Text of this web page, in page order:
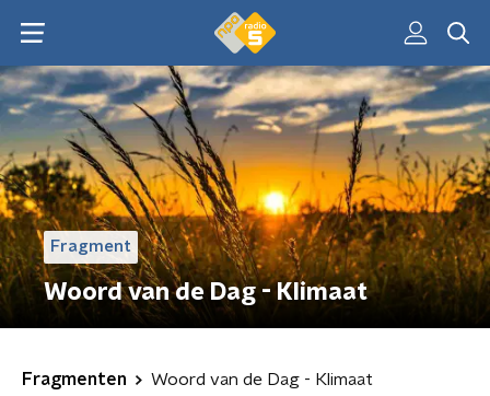
Fragment
Woord van de Dag - Klimaat
Fragmenten Woord van de Dag - Klimaat